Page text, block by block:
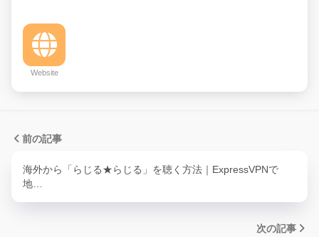
Website
前の記事
海外から「らじる★らじる」を聴く方法｜ExpressVPNで
地…
次の記事